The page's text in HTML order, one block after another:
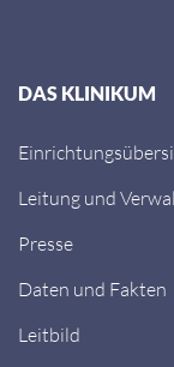
DAS KLINIKUM
Leitung und
Presse
Daten und Fakten
Leitbild